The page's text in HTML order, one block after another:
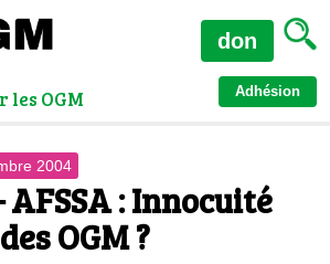
OGM
Adhésion
don
2004
AFSSA : Innocuité
OGM ?